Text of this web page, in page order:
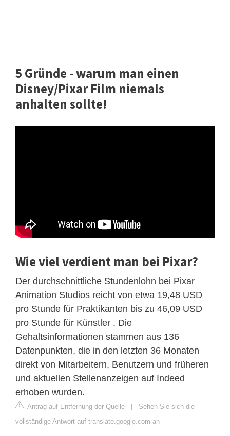
5 Gründe - warum man einen
Disney/Pixar Film niemals
anhalten sollte!
Wie viel verdient man bei Pixar?
Der durchschnittliche Stundenlohn bei Pixar
Animation Studios reicht von etwa 19,48 USD
pro Stunde für Praktikanten bis zu 46,09 USD
pro Stunde für Künstler . Die
Gehaltsinformationen stammen aus 136
Datenpunkten, die in den letzten 36 Monaten
direkt von Mitarbeitern, Benutzern und früheren
und aktuellen Stellenanzeigen auf Indeed
erhoben wurden.
Antrag auf Entfernung der Quelle | Sehen Sie sich die
vollständige Antwort auf translate.google.com an